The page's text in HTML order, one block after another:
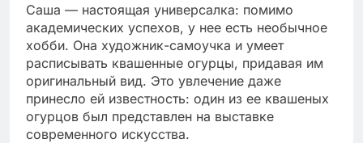
Саша — настоящая универсалка: помимо
академических успехов, у нее есть необычное
хобби. Она художник-самоучка и умеет
расписывать квашенные огурцы, придавая им
оригинальный вид. Это увлечение даже
принесло ей известность: один из ее квашеных
огурцов был представлен на выставке
современного искусства.